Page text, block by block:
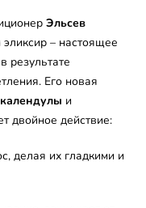
Эльсев
– настоящее
результате
Его новая
и
двойное действие:
делая их гладкими и